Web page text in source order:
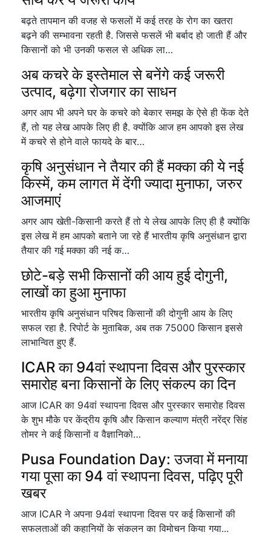
बढ़ते तापमान की वजह से फसलों में कई तरह के रोग का खतरा
बढ़ने की सम्भावना रहती है. जिससे फसलें भी बर्बाद हो जाती हैं और
किसानों को भी उनकी फसल से अधिक ला…
अब कचरे के इस्तेमाल से बनेंगे कई जरूरी
उत्पाद, बढ़ेगा रोजगार का साधन
अगर आप भी अपने घर के कचरे को बेकार समझ के ऐसे ही फेंक देते
हैं, तो यह लेख आपके लिए ही है. क्योंकि आज हम आपको इस लेख
में कचरे से होने वाले फायदे के बार…
कृषि अनुसंधान ने तैयार की हैं मक्का की ये नई
किस्में, कम लागत में देंगी ज्यादा मुनाफा, जरुर
आजमाएं
अगर आप खेती-किसानी करते हैं तो ये लेख आपके लिए ही है क्योंकि
इस लेख में हम आपको बताने जा रहे हैं भारतीय कृषि अनुसंधान द्वारा
तैयार की गई मक्का की नई क…
छोटे-बड़े सभी किसानों की आय हुई दोगुनी,
लाखों का हुआ मुनाफा
भारतीय कृषि अनुसंधान परिषद किसानों की दोगुनी आय के लिए
सफल रहा है. रिपोर्ट के मुताबिक, अब तक 75000 किसान इससे
लाभान्वित हुए हैं.
ICAR का 94वां स्थापना दिवस और पुरस्कार
समारोह बना किसानों के लिए संकल्प का दिन
आज ICAR का 94वां स्थापना दिवस और पुरस्कार समारोह दिवस
के शुभ मौके पर केंद्रीय कृषि और किसान कल्याण मंत्री नरेंद्र सिंह
तोमर ने कई किसानों व वैज्ञानिको…
Pusa Foundation Day: उजवा में मनाया
गया पूसा का 94 वां स्थापना दिवस, पढ़िए पूरी
खबर
आज ICAR ने अपना 94वां स्थापना दिवस पर कई किसानों की
सफलताओं की कहानियों के संकलन का विमोचन किया गया...